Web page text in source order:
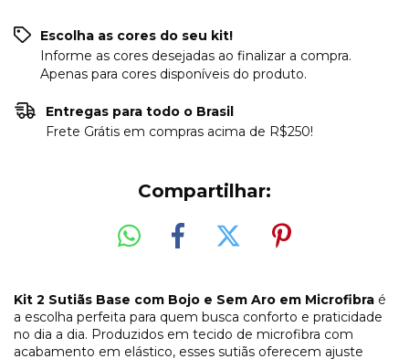
Escolha as cores do seu kit!
Informe as cores desejadas ao finalizar a compra.
Apenas para cores disponíveis do produto.
Entregas para todo o Brasil
Frete Grátis em compras acima de R$250!
Compartilhar:
Kit 2 Sutiãs Base com Bojo e Sem Aro em Microfibra é
a escolha perfeita para quem busca conforto e praticidade
no dia a dia. Produzidos em tecido de microfibra com
acabamento em elástico, esses sutiãs oferecem ajuste